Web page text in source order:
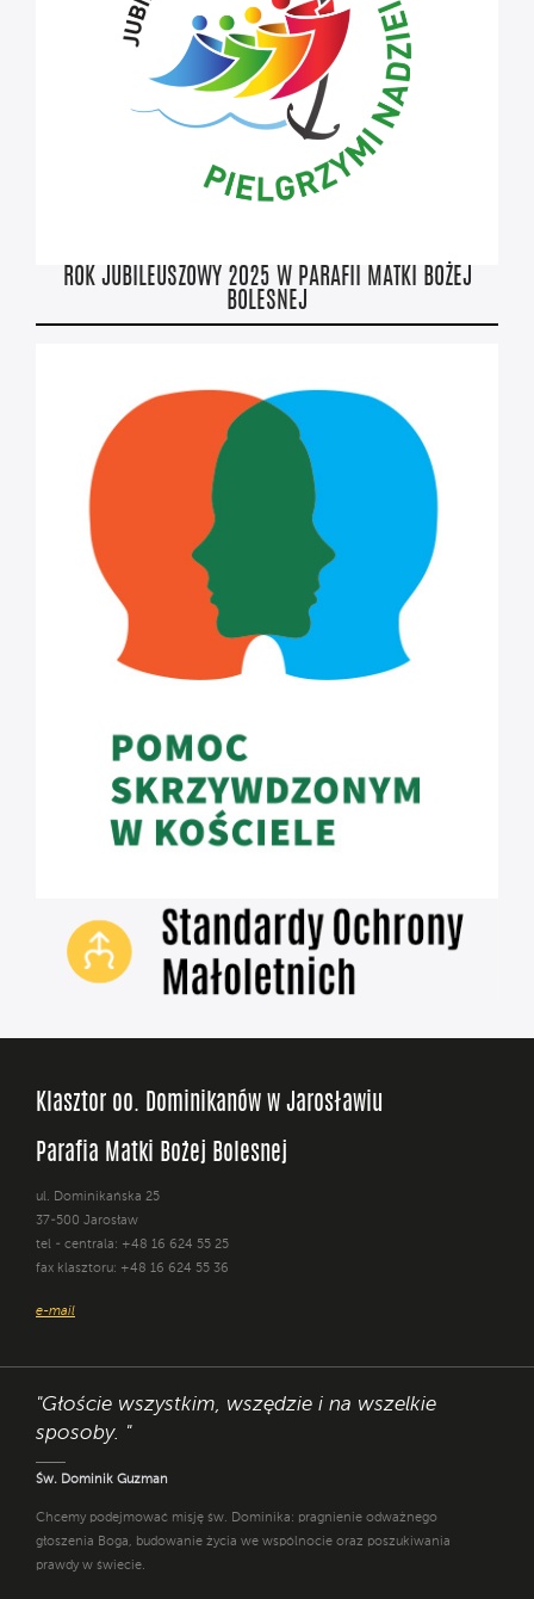
ROK JUBILEUSZOWY 2025 W PARAFII MATKI BOŻEJ
BOLESNEJ
Klasztor oo. Dominikanów w Jarosławiu
Parafia Matki Bożej Bolesnej
ul. Dominikańska 25
37-500 Jarosław
tel - centrala: +48 16 624 55 25
fax klasztoru: +48 16 624 55 36
e-mail
"Głoście wszystkim, wszędzie i na wszelkie
sposoby. "
Św. Dominik Guzman
Chcemy podejmować misję św. Dominika: pragnienie odważnego
głoszenia Boga, budowanie życia we wspólnocie oraz poszukiwania
prawdy w świecie.